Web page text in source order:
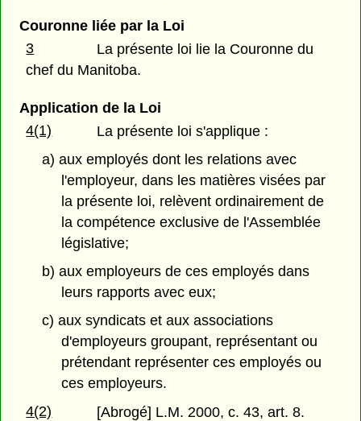
Couronne liée par la Loi
3
La présente loi lie la Couronne du
chef du Manitoba.
Application de la Loi
4(1)
La présente loi s'applique :
a) aux employés dont les relations avec
l'employeur, dans les matières visées par
la présente loi, relèvent ordinairement de
la compétence exclusive de l'Assemblée
législative;
b) aux employeurs de ces employés dans
leurs rapports avec eux;
c) aux syndicats et aux associations
d'employeurs groupant, représentant ou
prétendant représenter ces employés ou
ces employeurs.
4(2)
[Abrogé] L.M. 2000, c. 43, art. 8.